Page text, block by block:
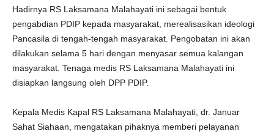
Hadirnya RS Laksamana Malahayati ini sebagai bentuk
pengabdian PDIP kepada masyarakat, merealisasikan ideologi
Pancasila di tengah-tengah masyarakat. Pengobatan ini akan
dilakukan selama 5 hari dengan menyasar semua kalangan
masyarakat. Tenaga medis RS Laksamana Malahayati ini
disiapkan langsung oleh DPP PDIP.
Kepala Medis Kapal RS Laksamana Malahayati, dr. Januar
Sahat Siahaan, mengatakan pihaknya memberi pelayanan